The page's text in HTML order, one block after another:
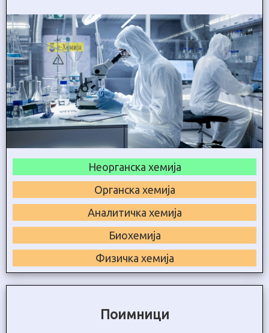
Неорганска хемија
Органска хемија
Аналитичка хемија
Биохемија
Физичка хемија
Поимници